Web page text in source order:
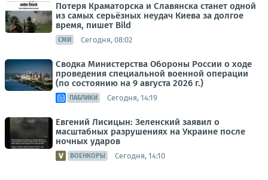
Потеря Краматорска и Славянска станет одной
из самых серьёзных неудач Киева за долгое
время, пишет Bild
СМИ Сегодня, 08:02
Сводка Министерства Обороны России о ходе
проведения специальной военной операции
(по состоянию на 9 августа 2026 г.)
ПАБЛИКИ Сегодня, 14:19
Евгений Лисицын: Зеленский заявил о
масштабных разрушениях на Украине после
ночных ударов
ВОЕНКОРЫ Сегодня, 14:10